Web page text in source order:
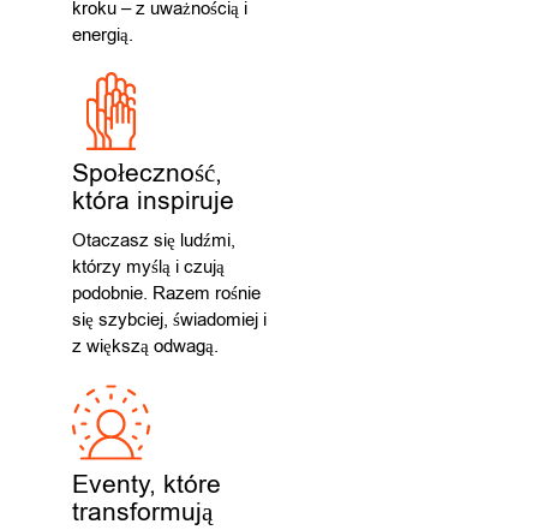
kroku – z uważnością i
energią.
Społeczność,
która inspiruje
Otaczasz się ludźmi,
którzy myślą i czują
podobnie. Razem rośnie
się szybciej, świadomiej i
z większą odwagą.
Eventy, które
transformują